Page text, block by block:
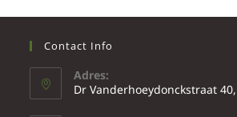
Contact Info
Adres:
Dr Vanderhoeydonckstraat